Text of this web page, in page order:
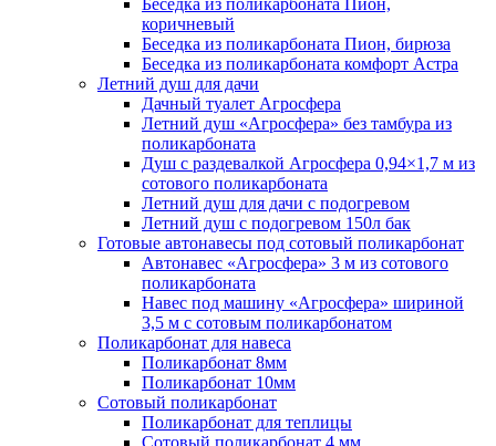
коричневый
Беседка из поликарбоната Пион, бирюза
Беседка из поликарбоната комфорт Астра
Летний душ для дачи
Дачный туалет Агросфера
Летний душ «Агросфера» без тамбура из
поликарбоната
Душ с раздевалкой Агросфера 0,94×1,7 м из
сотового поликарбоната
Летний душ для дачи с подогревом
Летний душ с подогревом 150л бак
Готовые автонавесы под сотовый поликарбонат
Автонавес «Агросфера» 3 м из сотового
поликарбоната
Навес под машину «Агросфера» шириной
3,5 м с сотовым поликарбонатом
Поликарбонат для навеса
Поликарбонат 8мм
Поликарбонат 10мм
Сотовый поликарбонат
Поликарбонат для теплицы
Сотовый поликарбонат 4 мм